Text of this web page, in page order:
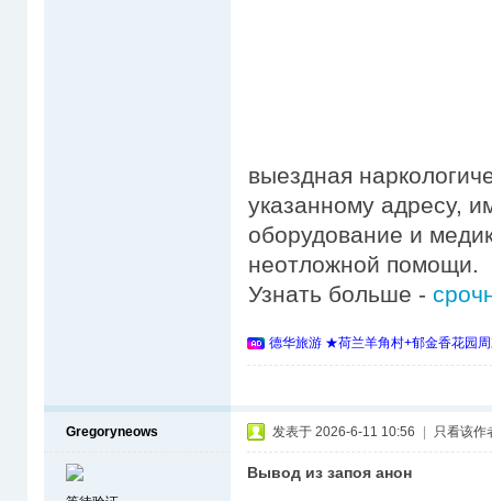
выездная
указанному адресу,
оборудование и
неотложной помощи.
Узнать больше -
德华旅游 ★荷兰羊角村+郁金香花园
Gregoryneows 发表于 2026-6-11 10:56 只看该作
Вывод из запоя анон